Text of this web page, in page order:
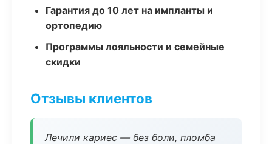
Гарантия до 10 лет на импланты и
ортопедию
Программы лояльности и семейные
скидки
Отзывы клиентов
Лечили кариес — без боли, пломба